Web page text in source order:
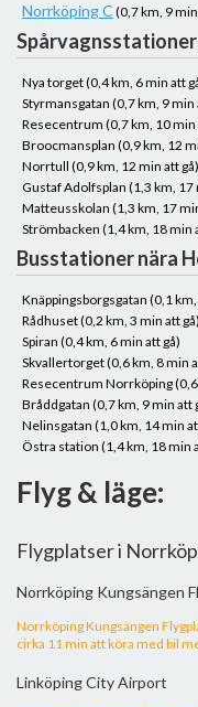
Norrköping C (0,7 km, 9
Nya torget (0,4 km, 6 min att
Styrmansgatan (0,7 km, 9 min
Resecentrum (0,7 km, 10 min
Broocmansplan (0,9 km, 12
Norrtull (0,9 km, 12 min att gå)
Gustaf Adolfsplan (1,3 km, 17
Matteusskolan (1,3 km, 17
Strömbacken (1,4 km, 18 min
Busstationer nära
Knäppingsborgsgatan (0,1
Rådhuset (0,2 km, 3 min att gå)
Spiran (0,4 km, 6 min att gå)
Skvallertorget (0,6 km, 8 min
Resecentrum Norrköping (0,6
Bråddgatan (0,7 km, 9 min att
Nelinsgatan (1,0 km, 14 min
Östra station (1,4 km, 18 min
Flyg & läge:
Flygplatser i
Norrköping Kungsängen
Norrköping Kungsängen
cirka 11 min att köra med bil
Linköping City Airport